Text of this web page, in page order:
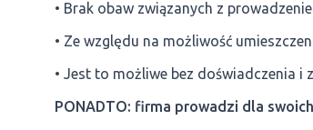
• Brak obaw związanych z
• Ze względu na możliwość
• Jest to możliwe bez doświadczenia i
PONADTO: firma prowadzi dla swoich